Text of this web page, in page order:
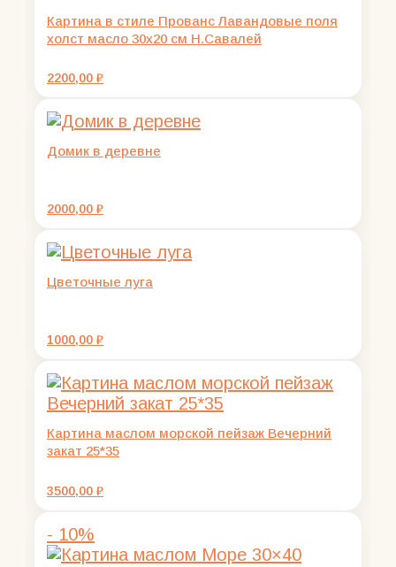
Картина в стиле Прованс Лавандовые поля
холст масло 30х20 см Н.Савалей
2200,00 ₽
Домик в деревне
2000,00 ₽
Цветочные луга
1000,00 ₽
Картина маслом морской пейзаж Вечерний
закат 25*35
3500,00 ₽
- 10%